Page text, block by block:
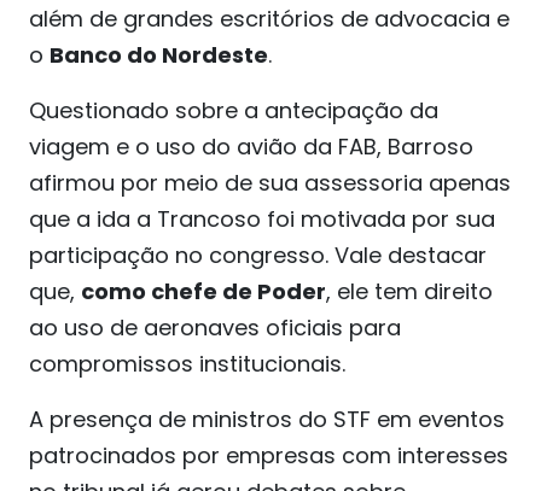
além de grandes escritórios de advocacia e
o Banco do Nordeste.
Questionado sobre a antecipação da
viagem e o uso do avião da FAB, Barroso
afirmou por meio de sua assessoria apenas
que a ida a Trancoso foi motivada por sua
participação no congresso. Vale destacar
que, como chefe de Poder, ele tem direito
ao uso de aeronaves oficiais para
compromissos institucionais.
A presença de ministros do STF em eventos
patrocinados por empresas com interesses